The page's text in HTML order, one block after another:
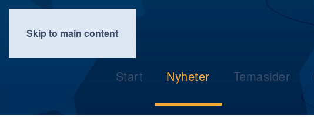
Skip to main content
Start Nyheter Temasider